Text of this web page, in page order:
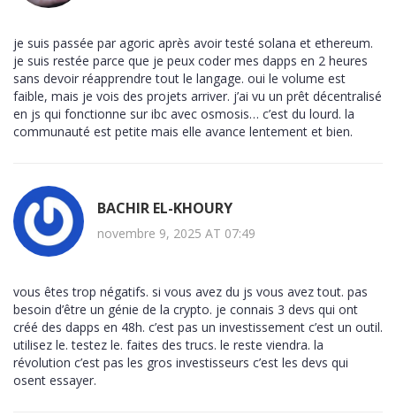
je suis passée par agoric après avoir testé solana et ethereum.
je suis restée parce que je peux coder mes dapps en 2 heures
sans devoir réapprendre tout le langage. oui le volume est
faible, mais je vois des projets arriver. j’ai vu un prêt décentralisé
en js qui fonctionne sur ibc avec osmosis… c’est du lourd. la
communauté est petite mais elle avance lentement et bien.
BACHIR EL-KHOURY
novembre 9, 2025 AT 07:49
vous êtes trop négatifs. si vous avez du js vous avez tout. pas
besoin d’être un génie de la crypto. je connais 3 devs qui ont
créé des dapps en 48h. c’est pas un investissement c’est un outil.
utilisez le. testez le. faites des trucs. le reste viendra. la
révolution c’est pas les gros investisseurs c’est les devs qui
osent essayer.